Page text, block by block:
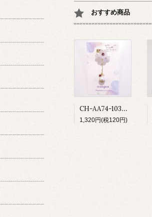
おすすめ商品
CH-AA74-103 ベルフラワー
1,320円(税120円)